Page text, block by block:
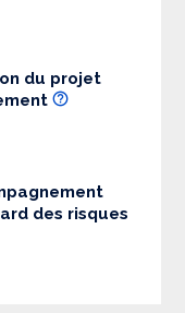
du projet
des risques